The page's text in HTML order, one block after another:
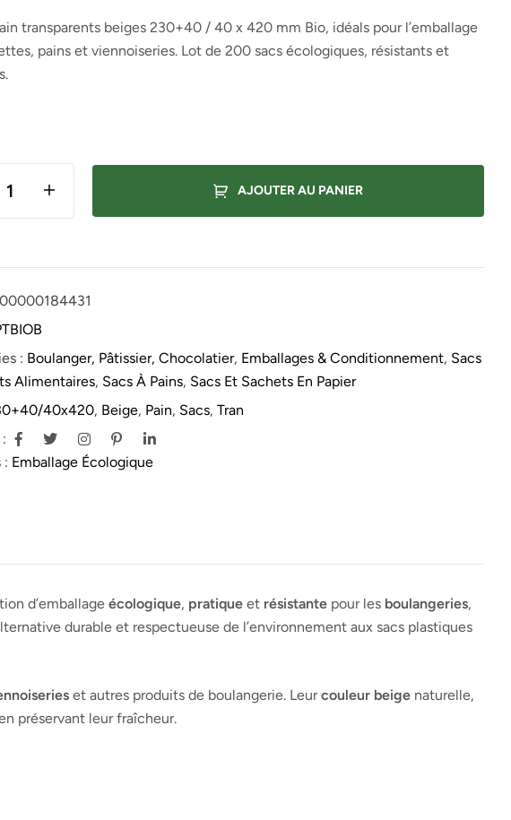
transparents beiges 230+40 / 40 x 420 mm Bio, idéals pour l’emballage
pains et viennoiseries. Lot de 200 sacs écologiques, résistants et
AJOUTER AU PANIER
: Boulanger, Pâtissier, Chocolatier, Emballages & Conditionnement, Sacs
Alimentaires, Sacs À Pains, Sacs Et Sachets En Papier
40x420, Beige, Pain, Sacs, Tran
: Emballage Écologique
d’emballage écologique, pratique et résistante pour les boulangeries,
durable et respectueuse de l’environnement aux sacs plastiques
et autres produits de boulangerie. Leurcouleur beige naturelle,
préservant leur fraîcheur.